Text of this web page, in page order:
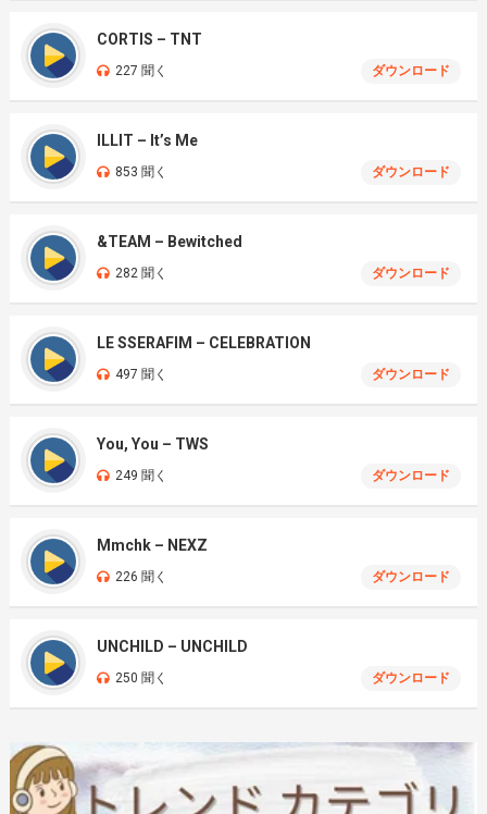
CORTIS – TNT
227 聞く ダウンロード
ILLIT – It’s Me
853 聞く ダウンロード
&TEAM – Bewitched
282 聞く ダウンロード
LE SSERAFIM – CELEBRATION
497 聞く ダウンロード
You, You – TWS
249 聞く ダウンロード
Mmchk – NEXZ
226 聞く ダウンロード
UNCHILD – UNCHILD
250 聞く ダウンロード